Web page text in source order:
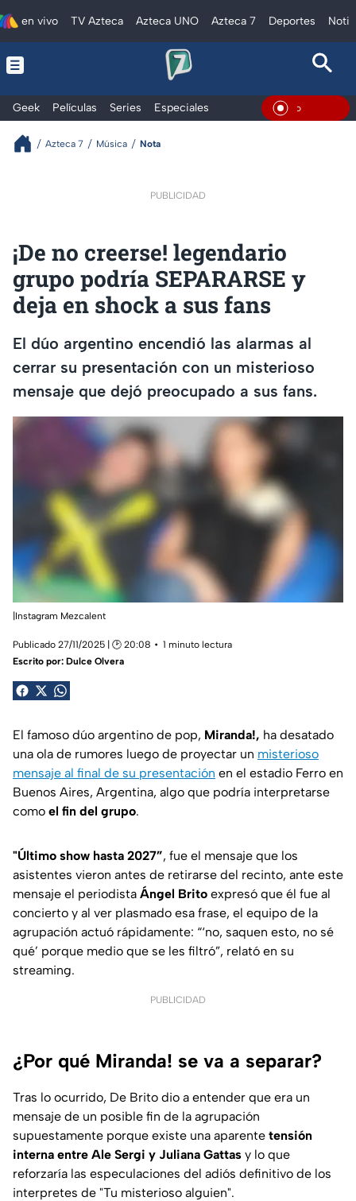
en vivo TV Azteca Azteca UNO Azteca 7 Deportes
Geek Películas Series Especiales En Vivo
Azteca 7 Música Nota
PUBLICIDAD
¡De no creerse! legendario
grupo podría SEPARARSE y
deja en shock a sus fans
El dúo argentino encendió las alarmas al
cerrar su presentación con un misterioso
mensaje que dejó preocupado a sus fans.
|Instagram Mezcalent
Publicado 27/11/2025 | 🕑 20:08
1 minuto lectura
Escrito por: Dulce Olvera
El famoso dúo argentino de pop, Miranda!, ha desatado
una ola de rumores luego de proyectar un misterioso
mensaje al final de su presentación en el estadio Ferro en
Buenos Aires, Argentina, algo que podría interpretarse
como el fin del grupo.
"Último show hasta 2027”, fue el mensaje que los
asistentes vieron antes de retirarse del recinto, ante este
mensaje el periodista Ángel Brito expresó que él fue al
concierto y al ver plasmado esa frase, el equipo de la
agrupación actuó rápidamente: “‘no, saquen esto, no sé
qué’ porque medio que se les filtró”, relató en su
streaming.
PUBLICIDAD
¿Por qué Miranda! se va a separar?
Tras lo ocurrido, De Brito dio a entender que era un
mensaje de un posible fin de la agrupación
supuestamente porque existe una aparente tensión
interna entre Ale Sergi y Juliana Gattas y lo que
reforzaría las especulaciones del adiós definitivo de los
interpretes de "Tu misterioso alguien".